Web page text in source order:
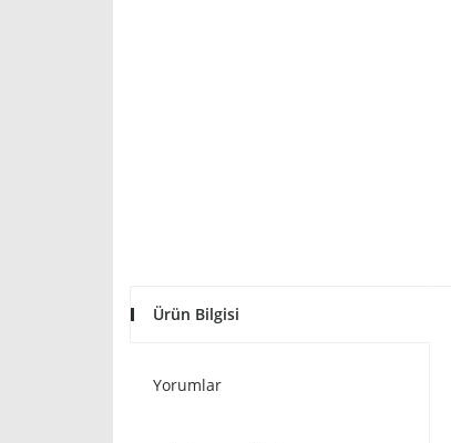
Ürün Bilgisi
Yorumlar